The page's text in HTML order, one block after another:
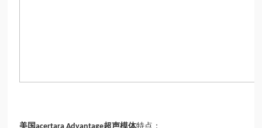
美国 超声模体特点：